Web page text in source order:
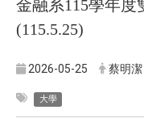
金融系115學年度
(115.5.25)
2026-05-25 蔡明潔
大學